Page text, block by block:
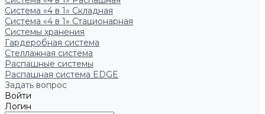
Система «4 в 1» Складная
Система «4 в 1» Стационарная
Системы хранения
Гардеробная система
Стеллажная система
Распашные системы
Распашная система EDGE
Задать вопрос
Войти
Логин